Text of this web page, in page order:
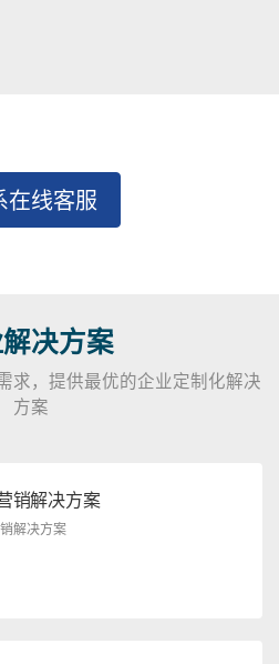
在线客服
决方案
求，提供最优的企业定制化解决
方案
销解决方案
解决方案